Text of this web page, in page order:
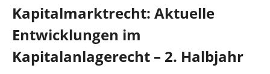
Kapitalmarktrecht: Aktuelle
Entwicklungen im
Kapitalanlagerecht – 2. Halbjahr